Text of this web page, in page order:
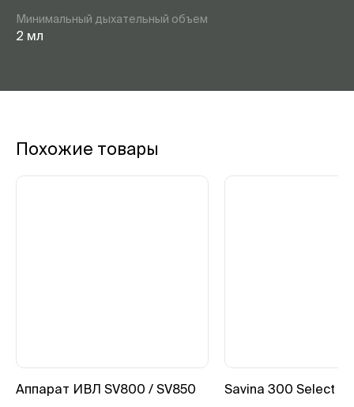
Минимальный дыхательный объем
2 мл
Похожие товары
Аппарат ИВЛ SV800 / SV850 Savina 300 Select